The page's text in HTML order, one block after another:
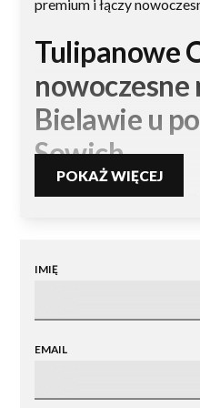
premium i łączy
Tulipanowe
nowoczesne
Bielawie u
Sowich
Tulipanowe Ogrodyto
elegancję architektury,
wypoczynkowi i relaksowi
architektura
POKAŻ WIĘCEJ
IMIĘ
EMAIL